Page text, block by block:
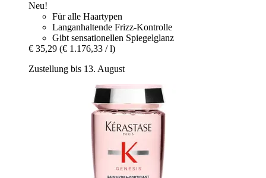
Neu!
Für alle Haartypen
Langanhaltende Frizz-Kontrolle
Gibt sensationellen Spiegelglanz
€ 35,29 (€ 1.176,33 / l)
Zustellung bis 13. August